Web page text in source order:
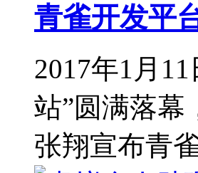
青雀开发平
2017年1月
站”圆满落幕
张翔宣布青